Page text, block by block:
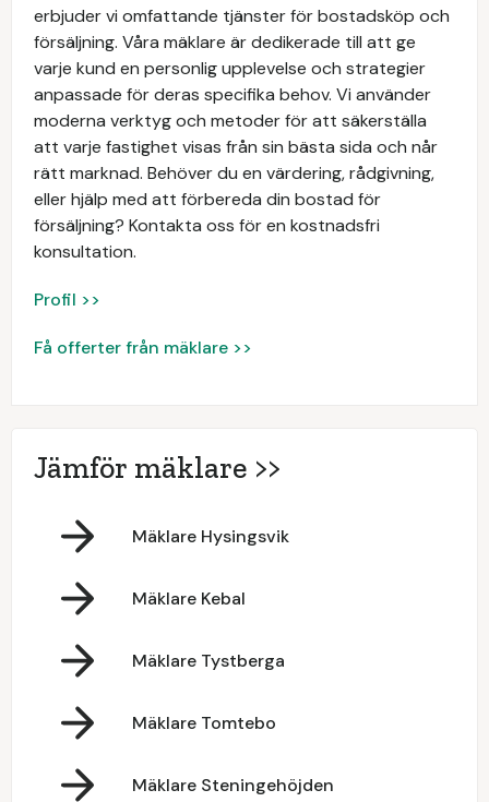
erbjuder vi omfattande tjänster för bostadsköp och
försäljning. Våra mäklare är dedikerade till att ge
varje kund en personlig upplevelse och strategier
anpassade för deras specifika behov. Vi använder
moderna verktyg och metoder för att säkerställa
att varje fastighet visas från sin bästa sida och når
rätt marknad. Behöver du en värdering, rådgivning,
eller hjälp med att förbereda din bostad för
försäljning? Kontakta oss för en kostnadsfri
konsultation.
Profil >>
Få offerter från mäklare >>
Jämför mäklare >>
Mäklare Hysingsvik
Mäklare Kebal
Mäklare Tystberga
Mäklare Tomtebo
Mäklare Steningehöjden